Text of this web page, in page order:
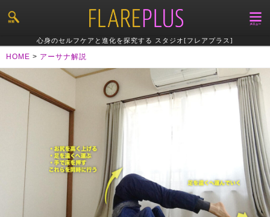
心身のセルフケアと進化を探究する スタジオ[フレアプラス]
HOME > アーサナ解説